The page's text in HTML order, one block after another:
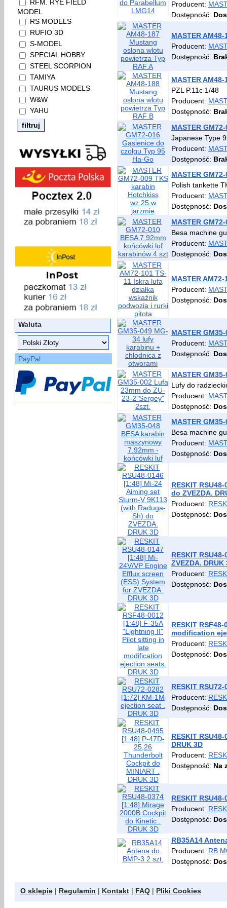
RFM. RYE FIELD
MODEL
RS MODELS
RUFIO 3D
S-MODEL
SPECIAL HOBBY
STEEL SCORPION
TAMIYA
TAURUS MODELS
W&W
YAHU
Waluta
PayPal
Producent:
Dostępność:
MASTER
Producent:
Dostępność:
MASTER
PZL P.11c 1/48
Producent:
Dostępność:
MASTER
Japanese Type
Producent:
Dostępność:
MASTER
Polish tankette
Producent:
Dostępność:
MASTER
Besa machine
Producent:
Dostępność:
MASTER
Producent:
Dostępność:
MASTER
Producent:
Dostępność:
MASTER
Lufy do
Producent:
Dostępność:
MASTER
Besa machine
Producent:
Dostępność:
RESKIT
do ZVEZDA.
Producent:
Dostępność:
RESKIT
ZVEZDA. DRUK
Producent:
Dostępność:
RESKIT
modification
Producent:
Dostępność:
RESKIT
Producent:
Dostępność:
RESKIT
DRUK 3D
Producent:
Dostępność: Na
RESKIT
Producent:
Dostępność:
RB35A14
Producent: RB
Dostępność:
O sklepie | Regulamin | Kontakt | FAQ | Pliki Cookies